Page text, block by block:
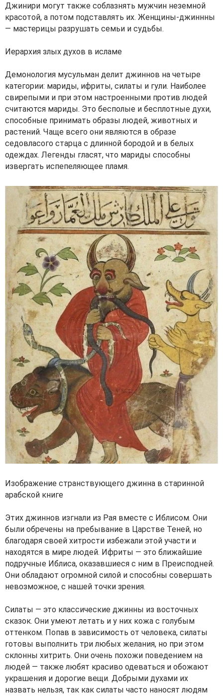
Джинири могут также соблазнять мужчин неземной
красотой, а потом подставлять их. Женщины-джиннны
— мастерицы разрушать семьи и судьбы.
Иерархия злых духов в исламе
Демонология мусульман делит джиннов на четыре
категории: мариды, ифриты, силаты и гули. Наиболее
свирепыми и при этом настроенными против людей
считаются мариды. Это бесполые и бесплотные духи,
способные принимать образы людей, животных и
растений. Чаще всего они являются в образе
седовласого старца с длинной бородой и в белых
одеждах. Легенды гласят, что мариды способны
извергать испепеляющее пламя.
Изображение странствующего джинна в старинной
арабской книге
Этих джиннов изгнали из Рая вместе с Иблисом. Они
были обречены на пребывание в Царстве Теней, но
благодаря своей хитрости избежали этой участи и
находятся в мире людей. Ифриты — это ближайшие
подручные Иблиса, оказавшиеся с ним в Преисподней.
Они обладают огромной силой и способны совершать
невозможное, с нашей точки зрения.
Силаты — это классические джинны из восточных
сказок. Они умеют летать и у них кожа с голубым
оттенком. Попав в зависимость от человека, силаты
готовы выполнить три любых желания, но при этом
склонны хитрить. Они очень похожи поведением на
людей — также любят красиво одеваться и обожают
украшения и дорогие вещи. Добрыми духами их
назвать нельзя, так как силаты часто наносят людям